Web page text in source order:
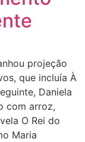
projeção
que incluía À
Daniela
com arroz,
O Rei do
Maria